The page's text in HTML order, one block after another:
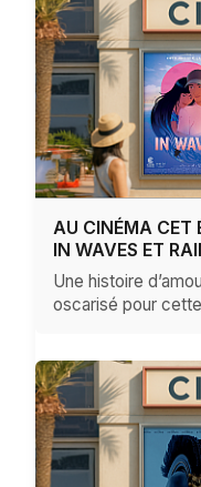
AU CINÉMA CET
IN WAVES ET
Une histoire
oscarisé pour